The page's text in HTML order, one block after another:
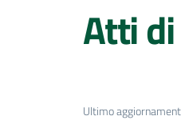
Atti
Ultimo